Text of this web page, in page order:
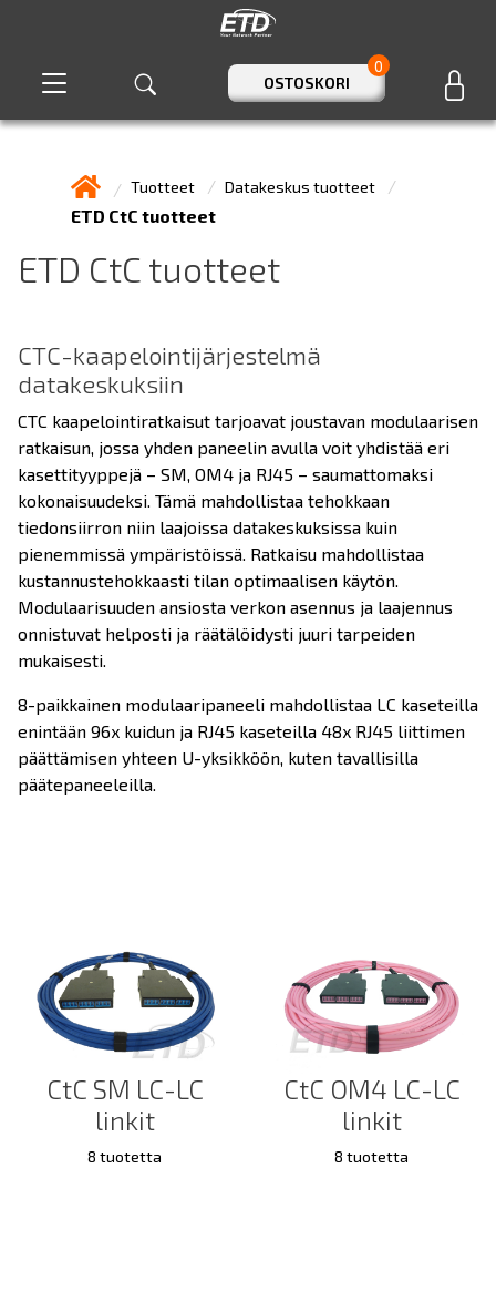
OSTOSKORI
0
Tuotteet Datakeskus tuotteet
ETD CtC tuotteet
ETD CtC tuotteet
CTC-kaapelointijärjestelmä
datakeskuksiin
CTC kaapelointiratkaisut tarjoavat joustavan modulaarisen
ratkaisun, jossa yhden paneelin avulla voit yhdistää eri
kasettityyppejä – SM, OM4 ja RJ45 – saumattomaksi
kokonaisuudeksi. Tämä mahdollistaa tehokkaan
tiedonsiirron niin laajoissa datakeskuksissa kuin
pienemmissä ympäristöissä. Ratkaisu mahdollistaa
kustannustehokkaasti tilan optimaalisen käytön.
Modulaarisuuden ansiosta verkon asennus ja laajennus
onnistuvat helposti ja räätälöidysti juuri tarpeiden
mukaisesti.
8-paikkainen modulaaripaneeli mahdollistaa LC kaseteilla
enintään 96x kuidun ja RJ45 kaseteilla 48x RJ45 liittimen
päättämisen yhteen U-yksikköön, kuten tavallisilla
päätepaneeleilla.
CtC SM LC-LC
linkit
8 tuotetta
CtC OM4 LC-LC
linkit
8 tuotetta